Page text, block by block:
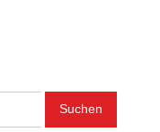
Suchen